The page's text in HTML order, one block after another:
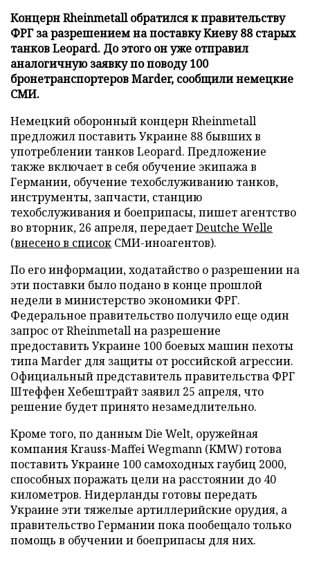
Концерн Rheinmetall обратился к правительству
ФРГ за разрешением на поставку Киеву 88 старых
танков Leopard. До этого он уже отправил
аналогичную заявку по поводу 100
бронетранспортеров Marder, сообщили немецкие
СМИ.
Немецкий оборонный концерн Rheinmetall
предложил поставить Украине 88 бывших в
употреблении танков Leopard. Предложение
также включает в себя обучение экипажа в
Германии, обучение техобслуживанию танков,
инструменты, запчасти, станцию
техобслуживания и боеприпасы, пишет агентство
во вторник, 26 апреля, передаетDeutche Welle
(внесено в список СМИ-иноагентов).
По его информации, ходатайство о разрешении на
эти поставки было подано в конце прошлой
недели в министерство экономики ФРГ.
Федеральное правительство получило еще один
запрос от Rheinmetall на разрешение
предоставить Украине 100 боевых машин пехоты
типа Marder для защиты от российской агрессии.
Официальный представитель правительства ФРГ
Штеффен Хебештрайт заявил 25 апреля, что
решение будет принято незамедлительно.
Кроме того, по данным Die Welt, оружейная
компания Krauss-Maffei Wegmann (KMW) готова
поставить Украине 100 самоходных гаубиц 2000,
способных поражать цели на расстоянии до 40
километров. Нидерланды готовы передать
Украине эти тяжелые артиллерийские орудия, а
правительство Германии пока пообещало только
помощь в обучении и боеприпасы для них.